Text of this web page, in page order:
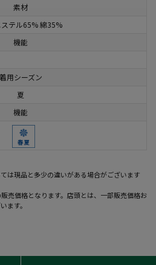
素材
テル65% 綿35%
機能
着用シーズン
夏
機能
は現品と多少の違いがある場合がございます
売価格となります。店頭とは、一部販売価格お
ます。